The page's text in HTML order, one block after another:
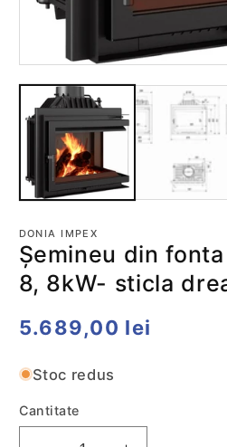
conținutul
media
într-
fereastră
modală
DONIA IMPEX
Șemineu din fonta
8, 8kW- sticla
Preț
5.689,00 lei
Stoc redus
Cantitate